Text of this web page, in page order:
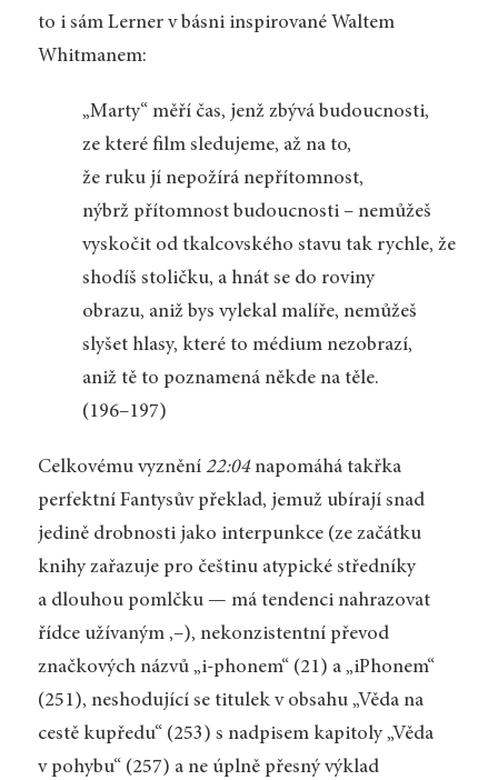
to i sám Lerner v básni inspirované Waltem
Whitmanem:
„Marty“ měří čas, jenž zbývá budoucnosti,
ze které film sledujeme, až na to,
že ruku jí nepožírá nepřítomnost,
nýbrž přítomnost budoucnosti – nemůžeš
vyskočit od tkalcovského stavu tak rychle, že
shodíš stoličku, a hnát se do roviny
obrazu, aniž bys vylekal malíře, nemůžeš
slyšet hlasy, které to médium nezobrazí,
aniž tě to poznamená někde na těle.
(196–197)
Celkovému vyznění 22:04 napomáhá takřka
perfektní Fantysův překlad, jemuž ubírají snad
jedině drobnosti jako interpunkce (ze začátku
knihy zařazuje pro češtinu atypické středníky
a dlouhou pomlčku — má tendenci nahrazovat
řídce užívaným ,–), nekonzistentní převod
značkových názvů „i-phonem“ (21) a „iPhonem“
(251), neshodující se titulek v obsahu „Věda na
cestě kupředu“ (253) s nadpisem kapitoly „Věda
v pohybu“ (257) a ne úplně přesný výklad